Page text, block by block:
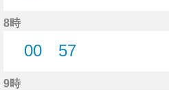
8時
00
57
9時